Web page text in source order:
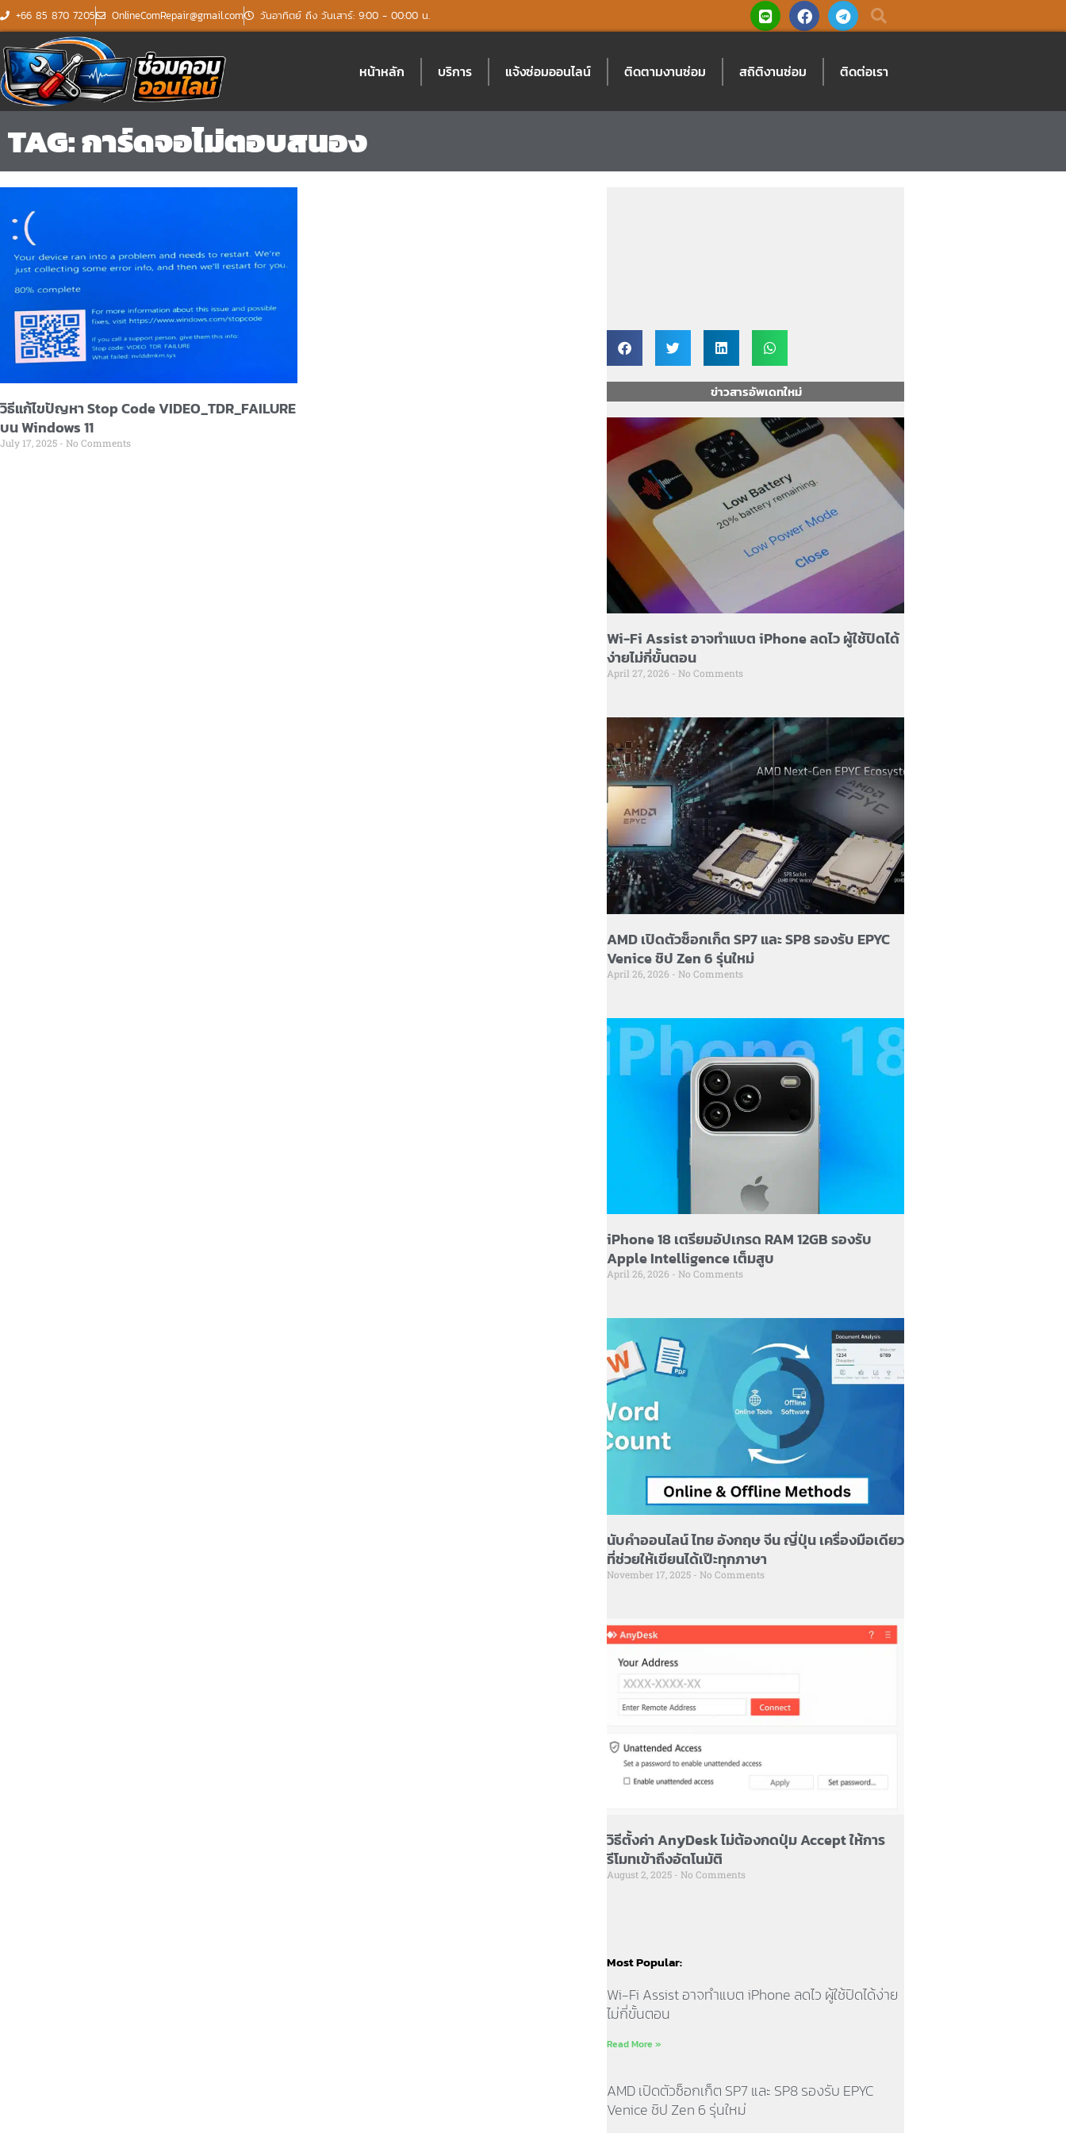
Skip
to
content
+66 85 870 7205 OnlineComRepair@gmail.com วันอาทิตย์ ถึง วันเสาร์: 9:00 - 00:00 น. L
i
n
F
a
c
b
o
k
T
e
l
g
r
m
หน้าหลัก บริการ แจ้งซ่อมออนไลน์ ติดตามงานซ่อม สถิติงานซ่อม ติดต่อเรา
TAG: การ์ดจอไม่ตอบสนอง
วิธีแก้ไขปัญหา Stop Code VIDEO_TDR_FAILURE
บน Windows 11
July 17, 2025 No Comments
ข่าวสารอัพเดทใหม่
Wi-Fi Assist อาจทำแบต iPhone ลดไว ผู้ใช้ปิดได้
ง่ายไม่กี่ขั้นตอน
April 27, 2026 No Comments
AMD เปิดตัวซ็อกเก็ต SP7 และ SP8 รองรับ EPYC
Venice ชิป Zen 6 รุ่นใหม่
April 26, 2026 No Comments
iPhone 18 เตรียมอัปเกรด RAM 12GB รองรับ
Apple Intelligence เต็มสูบ
April 26, 2026 No Comments
นับคำออนไลน์ ไทย อังกฤษ จีน ญี่ปุ่น เครื่องมือเดียว
ที่ช่วยให้เขียนได้เป๊ะทุกภาษา
November 17, 2025 No Comments
วิธีตั้งค่า AnyDesk ไม่ต้องกดปุ่ม Accept ให้การ
รีโมทเข้าถึงอัตโนมัติ
August 2, 2025 No Comments
Most Popular:
Wi-Fi Assist อาจทำแบต iPhone ลดไว ผู้ใช้ปิดได้ง่าย
ไม่กี่ขั้นตอน
Read More »
AMD เปิดตัวซ็อกเก็ต SP7 และ SP8 รองรับ EPYC
Venice ชิป Zen 6 รุ่นใหม่